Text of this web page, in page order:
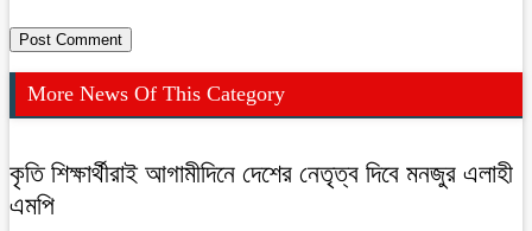
More News Of This Category
কৃতি শিক্ষার্থীরাই আগামীদিনে দেশের নেতৃত্ব দিবে মনজুর এলাহী
এমপি